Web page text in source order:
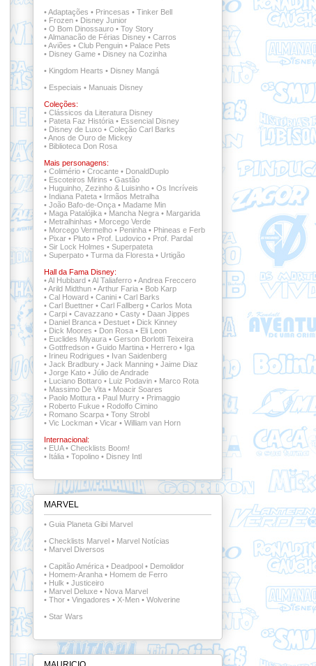
• Adaptações • Princesas • Tinker Bell
• Frozen• Disney Junior
• O Bom Dinossauro • Toy Story
•Almanacão de Férias Disney • Carros
• Aviões • Club Penguin• Palace Pets
• Disney Game• Disney na Cozinha
• Kingdom Hearts • Disney Mangá
• Especiais • Manuais Disney
Coleções:
• Clássicos da Literatura Disney
• Pateta Faz História• Essencial Disney
• Disney de Luxo• Coleção Carl Barks
•Anos de Ouro de Mickey
• Biblioteca Don Rosa
Mais personagens:
• Colimério• Crocante• DonaldDuplo
• Escoteiros Mirins • Gastão
• Huguinho, Zezinho & Luisinho• Os Incríveis
• Indiana Pateta • Irmãos Metralha
• João Bafo-de-Onça • Madame Min
• Maga Patalójika• Mancha Negra• Margarida
• Metralhinhas • Morcego Verde
• Morcego Vermelho • Peninha• Phineas e Ferb
• Pixar• Pluto• Prof. Ludovico • Prof. Pardal
• Sir Lock Holmes • Superpateta
• Superpato• Turma da Floresta• Urtigão
Hall da Fama Disney:
•Al Hubbard•Al Taliaferro•Andrea Freccero
•Arild Midthun•Arthur Faria• Bob Karp
• Cal Howard• Canini• Carl Barks
• Carl Buettner• Carl Fallberg • Carlos Mota
• Carpi • Cavazzano• Casty• Daan Jippes
• Daniel Branca• Destuet• Dick Kinney
• Dick Moores • Don Rosa• Eli Leon
• Euclides Miyaura • Gerson Borlotti Teixeira
• Gottfredson • Guido Martina • Herrero• Iga
• Irineu Rodrigues • Ivan Saidenberg
• Jack Bradbury• Jack Manning• Jaime Diaz
• Jorge Kato• Júlio de Andrade
• Luciano Bottaro• Luiz Podavin• Marco Rota
• Massimo De Vita • Moacir Soares
• Paolo Mottura • Paul Murry • Primaggio
• Roberto Fukue • Rodolfo Cimino
• Romano Scarpa • Tony Strobl
• Vic Lockman• Vicar • William van Horn
Internacional:
• EUA • Checklists Boom!
• Itália • Topolino • Disney Intl
MARVEL
• Guia Planeta Gibi Marvel
• Checklists Marvel• Marvel Notícias
• Marvel Diversos
• Capitão América• Deadpool• Demolidor
• Homem-Aranha• Homem de Ferro
• Hulk • Justiceiro
• Marvel Deluxe• Nova Marvel
• Thor • Vingadores • X-Men• Wolverine
• Star Wars